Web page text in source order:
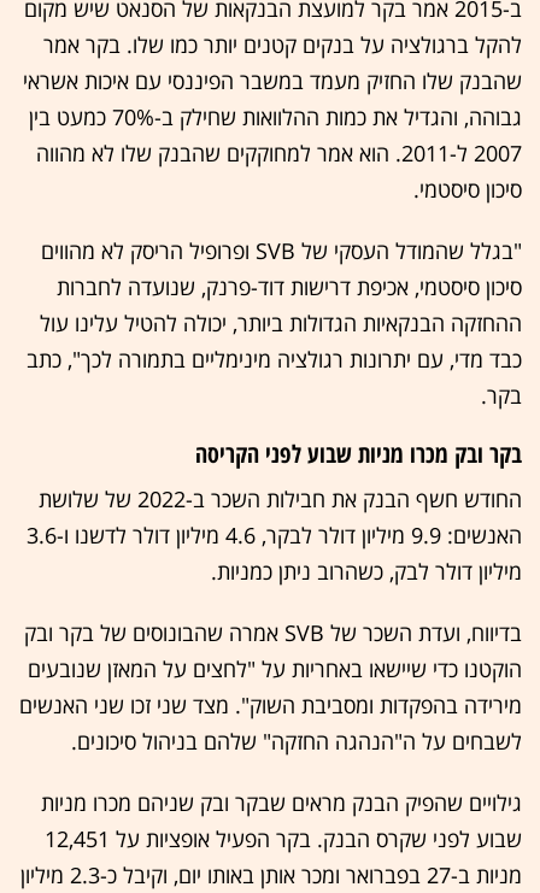
ב-2015 אמר בקר למועצת הבנקאות של הסנאט שיש מקום
להקל ברגולציה על בנקים קטנים יותר כמו שלו. בקר אמר
שהבנק שלו החזיק מעמד במשבר הפיננסי עם איכות אשראי
גבוהה, והגדיל את כמות ההלוואות שחילק ב-70% כמעט בין
2007 ל-2011. הוא אמר למחוקקים שהבנק שלו לא מהווה
סיכון סיסטמי.
"בגלל שהמודל העסקי של SVB ופרופיל הריסק לא מהווים
סיכון סיסטמי, אכיפת דרישות דוד-פרנק, שנועדה לחברות
ההחזקה הבנקאיות הגדולות ביותר, יכולה להטיל עלינו עול
כבד מדי, עם יתרונות רגולציה מינימליים בתמורה לכך", כתב
בקר.
בקר ובק מכרו מניות שבוע לפני הקריסה
החודש חשף הבנק את חבילות השכר ב-2022 של שלושת
האנשים: 9.9 מיליון דולר לבקר, 4.6 מיליון דולר לדשנו ו-3.6
מיליון דולר לבק, כשהרוב ניתן כמניות.
בדיווח, ועדת השכר של SVB אמרה שהבונוסים של בקר ובק
הוקטנו כדי שיישאו באחריות על "לחצים על המאזן שנובעים
מירידה בהפקדות ומסביבת השוק". מצד שני זכו שני האנשים
לשבחים על ה"הנהגה החזקה" שלהם בניהול סיכונים.
גילויים שהפיק הבנק מראים שבקר ובק שניהם מכרו מניות
שבוע לפני שקרס הבנק. בקר הפעיל אופציות על 12,451
מניות ב-27 בפברואר ומכר אותן באותו יום, וקיבל כ-2.3 מיליון